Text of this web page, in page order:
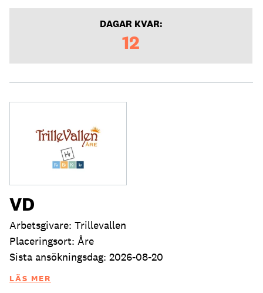
DAGAR KVAR:
12
VD
Arbetsgivare: Trillevallen
Placeringsort: Åre
Sista ansökningsdag: 2026-08-20
LÄS MER